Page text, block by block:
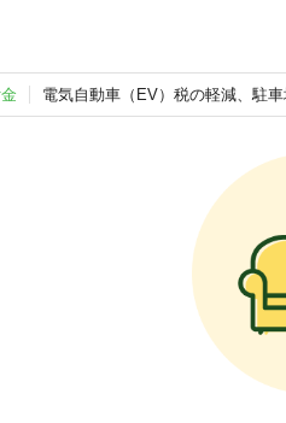
電気自動車（EV）税の軽減、駐車